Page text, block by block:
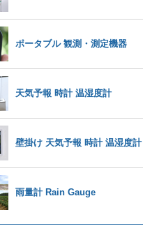
ポータブル 観測・測定機器
天気予報 時計 温湿度計
壁掛け 天気予報 時計 温湿度計
雨量計 Rain Gauge